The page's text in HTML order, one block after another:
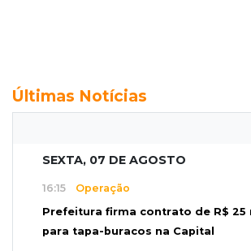
Últimas Notícias
SEXTA, 07 DE AGOSTO
16:15 Operação
Prefeitura firma contrato de R$ 25
para tapa-buracos na Capital